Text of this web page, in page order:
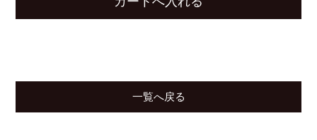
一覧へ戻る